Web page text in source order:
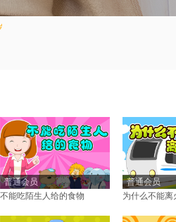
普通会员
不能吃陌生人给的食物
普通会员
为什么不能离